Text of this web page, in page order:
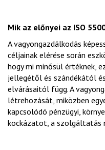
Mik az előnyei az ISO
A vagyongazdálkodás
céljainak elérése során
hogy mi minősül értéknek,
jellegétől és szándékától
elvárásaitól függ. A
létrehozását, miközben
kapcsolódó pénzügyi,
kockázatot, a szolgáltatás